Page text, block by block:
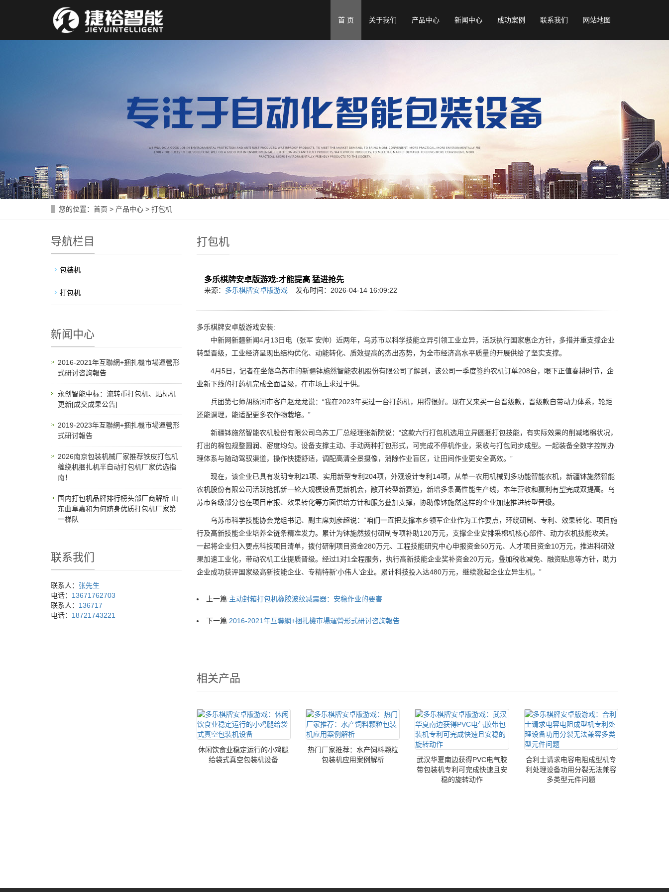
首 页 关于我们 产品中心 新闻中心 成功案例 联系我们 网站地图
您的位置： 首页 > 产品中心 > 打包机
打包机
多乐棋牌安卓版游戏:才能提高 猛进抢先
来源： 多乐棋牌安卓版游戏发布时间：2026-04-14 16:09:22
多乐棋牌安卓版游戏安装:
中新网新疆新闻4月13日电（张军 安帅）近两年，乌苏市以科学技能立异引领工业立异，活跃执行国家惠企方针，多措并重支撑企业
转型晋级，工业经济呈现出结构优化、动能转化、质效提高的杰出态势，为全市经济高水平质量的开展供给了坚实支撑。
4月5日，记者在坐落乌苏市的新疆钵施然智能农机股份有限公司了解到，该公司一季度签约农机订单208台，眼下正值春耕时节，企
业新下线的打药机完成全面晋级，在市场上求过于供。
兵团第七师胡杨河市客户赵龙龙说：“我在2023年买过一台打药机，用得很好。现在又来买一台晋级款，晋级款自带动力体系，轮距
还能调理，能适配更多农作物栽培。”
新疆钵施然智能农机股份有限公司乌苏工厂总经理张新院说：“这款六行打包机选用立异圆捆打包技能，有实际效果的削减堵棉状况，
打出的棉包规整圆润、密度均匀。设备支撑主动、手动两种打包形式，可完成不停机作业，采收与打包同步成型。一起装备全数字控制办
理体系与随动驾驭渠道，操作快捷舒适，调配高清全景摄像，消除作业盲区，让田间作业更安全高效。”
现在，该企业已具有发明专利21项、实用新型专利204项，外观设计专利14项，从单一农用机械到多功能智能农机，新疆钵施然智能
农机股份有限公司活跃抢抓新一轮大规模设备更新机会，敞开转型新赛道，新增多条高性能生产线，本年营收和赢利有望完成双提高。乌
苏市各级部分也在项目审报、效果转化等方面供给方针和服务叠加支撑，协助像钵施然这样的企业加速推进转型晋级。
乌苏市科学技能协会党组书记、副主席刘彦超说：“咱们一直把支撑本乡领军企业作为工作要点，环绕研制、专利、效果转化、项目施
行及高新技能企业培养全链条精准发力。累计为钵施然拨付研制专项补助120万元，支撑企业安排采棉机核心部件、动力农机技能攻关。
一起将企业归入要点科技项目清单，拨付研制项目资金280万元、工程技能研究中心申报资金50万元、人才项目资金10万元，推进科研效
果加速工业化，带动农机工业提质晋级。经过1对1全程服务，执行高新技能企业奖补资金20万元，叠加税收减免、融资贴息等方针，助力
企业成功获评国家级高新技能企业、专精特新‘小伟人’企业。累计科技投入达480万元，继续激起企业立异生机。”
上一篇:主动封箱打包机橡胶波纹减震器：安稳作业的要害
下一篇:2016-2021年互聯網+捆扎機市場運營形式研讨咨詢報告
相关产品
休闲饮食业稳定运行的小鸡腿
给袋式真空包装机设备
热门厂家推荐：水产饲料颗粒
包装机应用案例解析
武汉华夏南边获得PVC电气胶
带包装机专利可完成快速且安
稳的旋转动作
合利士请求电容电阻成型机专
利处理设备功用分裂无法兼容
多类型元件问题
导航栏目
包装机
打包机
新闻中心
2016-2021年互聯網+捆扎機市場運營形
式研讨咨詢報告
永创智能中标：流转币打包机、贴标机
更新[成交成果公告]
2019-2023年互聯網+捆扎機市場運營形
式研讨報告
2026南京包装机械厂家推荐铁皮打包机
缠绕机捆扎机半自动打包机厂家优选指
南！
国内打包机品牌排行榜头部厂商解析 山
东曲阜嘉和为何跻身优质打包机厂家第
一梯队
联系我们
联系人： 张先生
电话： 13671762703
联系人： 136717
电话： 18721743221